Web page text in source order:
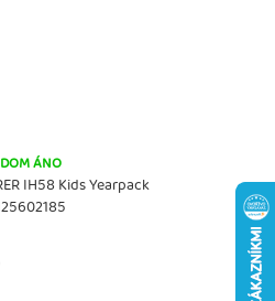
ÁNO
IH58 Kids Yearpack